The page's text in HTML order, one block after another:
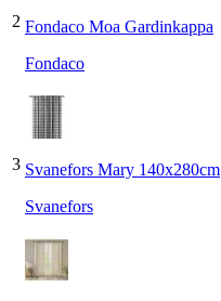
2 Fondaco Moa Gardinkappa
Fondaco
3 Svanefors Mary 140x280cm
Svanefors